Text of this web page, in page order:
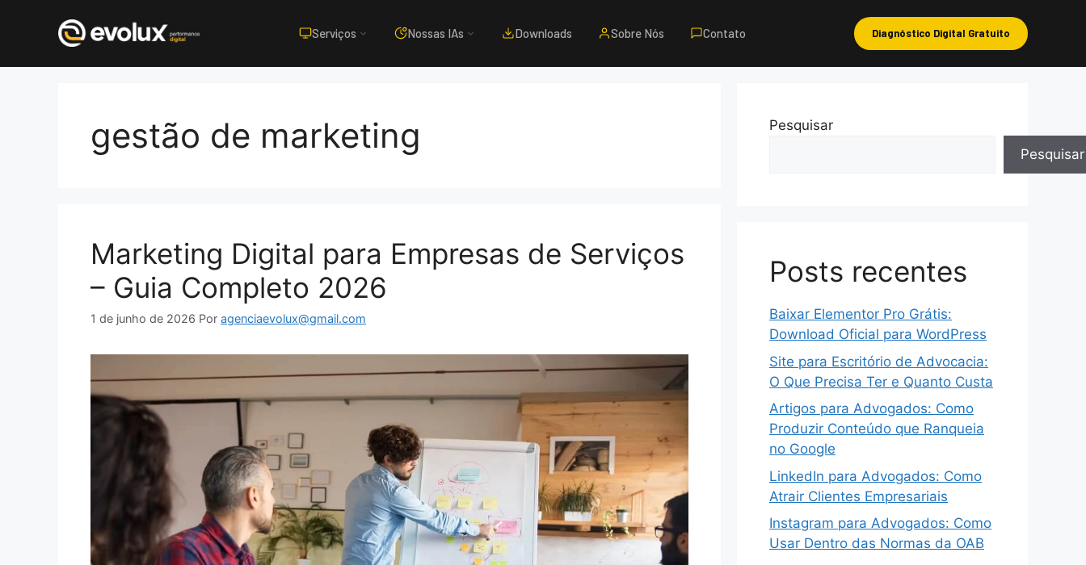
Serviços Nossas IAs Downloads Sobre Nós Contato Diagnóstico Digital Gratuito
gestão de marketing
Marketing Digital para Empresas de Serviços
– Guia Completo 2026
1 de junho de 2026 Por agenciaevolux@gmail.com
Pesquisar
Pesquisar
Posts recentes
Baixar Elementor Pro Grátis:
Download Oficial para WordPress
Site para Escritório de Advocacia:
O Que Precisa Ter e Quanto Custa
Artigos para Advogados: Como
Produzir Conteúdo que Ranqueia
no Google
LinkedIn para Advogados: Como
Atrair Clientes Empresariais
Instagram para Advogados: Como
Usar Dentro das Normas da OAB